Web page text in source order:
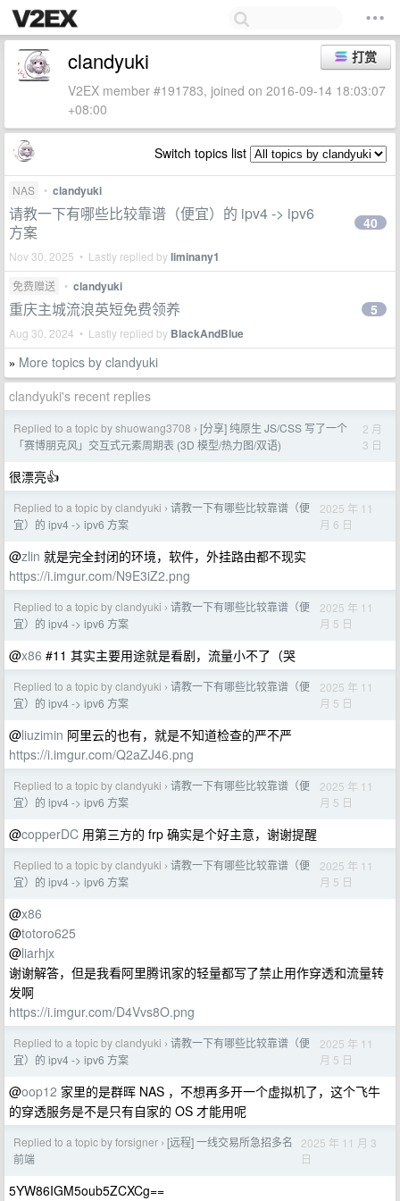
打赏
clandyuki
V2EX member #191783, joined on 2016-09-14 18:03:07
+08:00
Switch topics list
NAS • clandyuki
请教一下有哪些比较靠谱（便宜）的 ipv4 -> ipv6
方案
Nov 30, 2025 • Lastly replied byliminany1
40
免费赠送 • clandyuki
重庆主城流浪英短免费领养
Aug 30, 2024 • Lastly replied by BlackAndBlue
5
» More topics by clandyuki
clandyuki's recent replies
Replied to a topic by shuowang3708 › [分享] 纯原生 JS/CSS 写了一个
「赛博朋克风」交互式元素周期表 (3D 模型/热力图/双语)
2 月
3 日
很漂亮👍
Replied to a topic by clandyuki › 请教一下有哪些比较靠谱（便
宜）的 ipv4 -> ipv6 方案
2025 年 11
月 6 日
@zlin 就是完全封闭的环境，软件，外挂路由都不现实
https://i.imgur.com/N9E3iZ2.png
Replied to a topic by clandyuki › 请教一下有哪些比较靠谱（便
宜）的 ipv4 -> ipv6 方案
2025 年 11
月 5 日
@x86 #11 其实主要用途就是看剧，流量小不了（哭
Replied to a topic by clandyuki › 请教一下有哪些比较靠谱（便
宜）的 ipv4 -> ipv6 方案
2025 年 11
月 5 日
@liuzimin 阿里云的也有，就是不知道检查的严不严
https://i.imgur.com/Q2aZJ46.png
Replied to a topic by clandyuki › 请教一下有哪些比较靠谱（便
宜）的 ipv4 -> ipv6 方案
2025 年 11
月 5 日
@copperDC 用第三方的 frp 确实是个好主意，谢谢提醒
Replied to a topic by clandyuki › 请教一下有哪些比较靠谱（便
宜）的 ipv4 -> ipv6 方案
2025 年 11
月 5 日
@x86
@totoro625
@liarhjx
谢谢解答，但是我看阿里腾讯家的轻量都写了禁止用作穿透和流量转
发啊
https://i.imgur.com/D4Vvs8O.png
Replied to a topic by clandyuki › 请教一下有哪些比较靠谱（便
宜）的 ipv4 -> ipv6 方案
2025 年 11
月 5 日
@oop12 家里的是群晖 NAS ，不想再多开一个虚拟机了，这个飞牛
的穿透服务是不是只有自家的 OS 才能用呢
Replied to a topic by forsigner › [远程] 一线交易所急招多名
前端
2025 年 11 月 3
日
5YW86IGM5oub5ZCXCg==